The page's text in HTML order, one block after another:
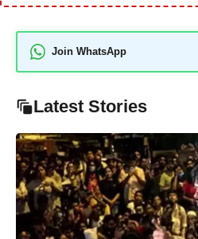
Join WhatsApp
Latest Stories